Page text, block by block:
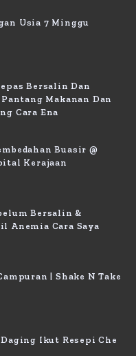
Usia 7 Minggu
Bersalin Dan
Makanan Dan
Cara Ena
Buasir @
Kerajaan
Bersalin &
Anemia Cara Saya
| Shake N Take
Ikut Resepi Che